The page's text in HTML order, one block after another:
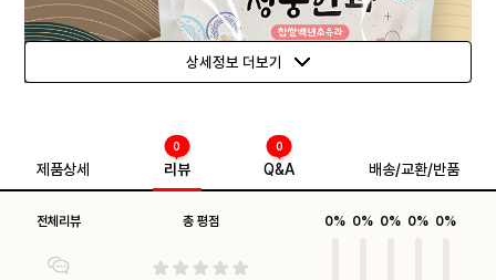
상세정보 더보기
제품상세 리뷰
0
Q&A
0
배송/교환/반품
전체리뷰 총 평점 0% 0% 0% 0% 0%